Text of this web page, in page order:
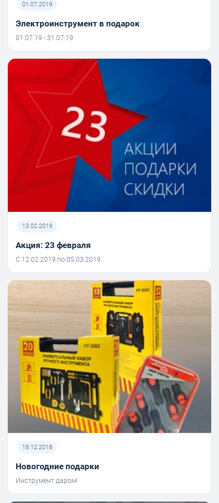
01.07.2019
Электроинструмент в подарок
01.07.19 - 31.07.19
13.02.2019
Акция: 23 февраля
С 12.02.2019 по 05.03.2019
18.12.2018
Новогодние подарки
Инструмент даром!